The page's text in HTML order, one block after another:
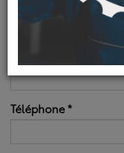
Téléphone*